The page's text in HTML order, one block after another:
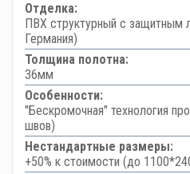
Отделка:
ПВХ структурный с защитным
Германия)
Толщина полотна:
36мм
Особенности:
"Бескромочная" технология
швов)
Нестандартные размеры:
+50% к стоимости (до